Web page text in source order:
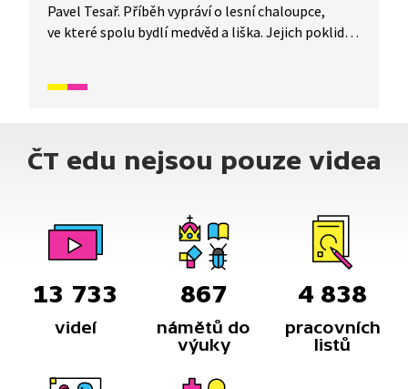
Pavel Tesař. Příběh vypráví o lesní chaloupce,
ve které spolu bydlí medvěd a liška. Jejich poklidné
ČT edu nejsou pouze videa
13 733
videí
867
námětů do
výuky
4 838
pracovních
listů